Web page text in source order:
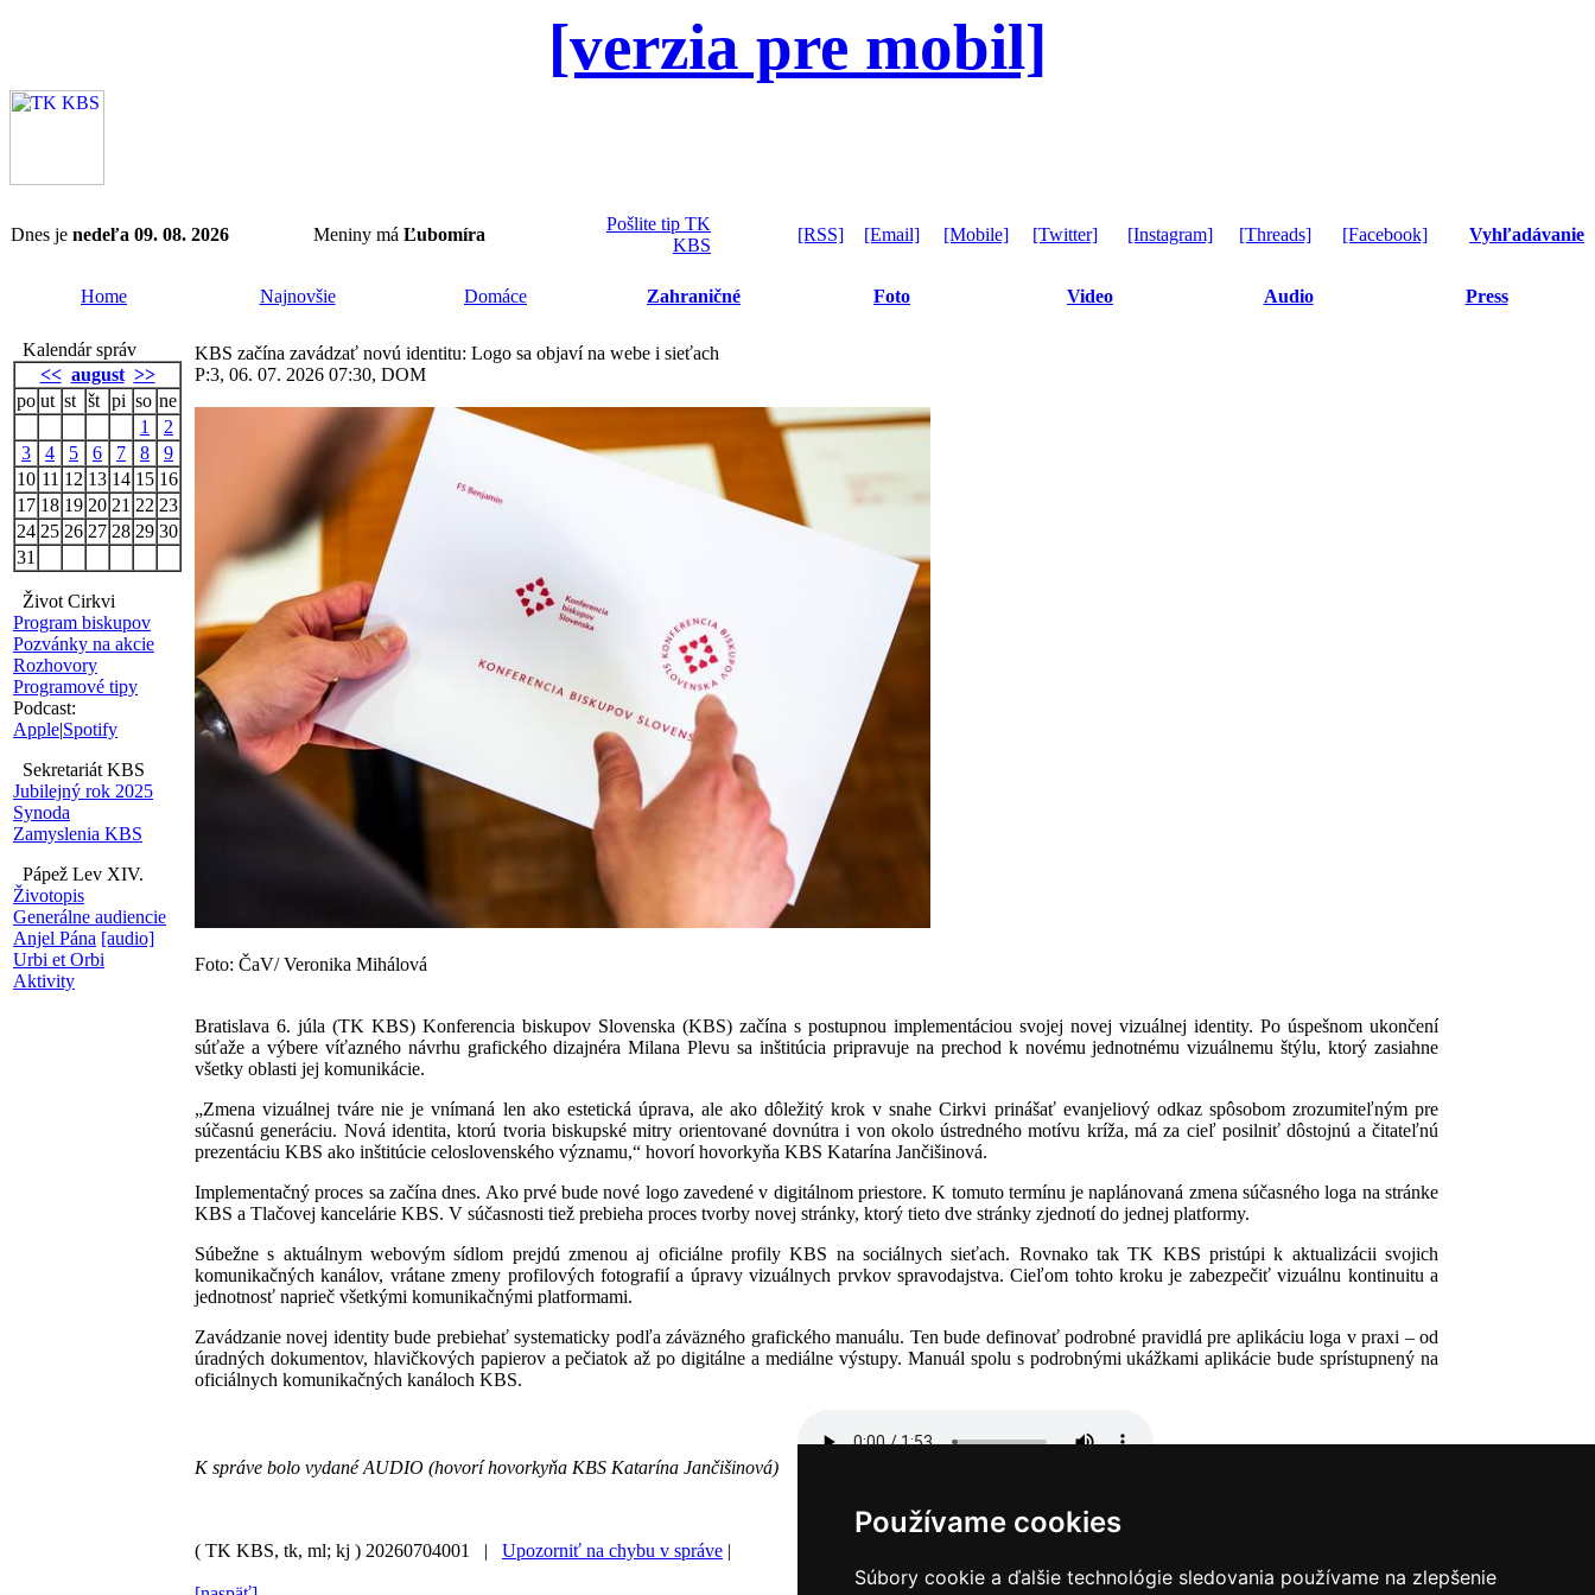
Používame cookies
Súbory cookie a ďalšie technológie sledovania používame na zlepšenie
[verzia pre mobil]
Dnes je nedeľa 09. 08. 2026 Meniny má Ľubomíra
Pošlite tip TK
KBS
[RSS] [Email] [Mobile] [Twitter] [Instagram] [Threads] [Facebook] Vyhľadávanie
Home Najnovšie Domáce Zahraničné Foto Video Audio Press
Kalendár správ
<< august >>
po ut st št pi so ne
1
2
3
4 5 6 7 8
9
10 11 12 13 14 15 16
17 18 19 20 21 22 23
24 25 26 27 28 29 30
31
Život Cirkvi
Program biskupov
Pozvánky na akcie
Rozhovory
Programové tipy
Podcast:
Apple|Spotify
Sekretariát KBS
Jubilejný rok 2025
Synoda
Zamyslenia KBS
Pápež Lev XIV.
Životopis
Generálne audiencie
Anjel Pána [audio]
Urbi et Orbi
Aktivity
KBS začína zavádzať novú identitu: Logo sa objaví na webe i sieťach
P:3, 06. 07. 2026 07:30, DOM
Foto: ČaV/ Veronika Mihálová
Bratislava 6. júla (TK KBS) Konferencia biskupov Slovenska (KBS) začína s postupnou implementáciou svojej novej vizuálnej identity. Po úspešnom ukončení
súťaže a výbere víťazného návrhu grafického dizajnéra Milana Plevu sa inštitúcia pripravuje na prechod k novému jednotnému vizuálnemu štýlu, ktorý zasiahne
všetky oblasti jej komunikácie.
„Zmena vizuálnej tváre nie je vnímaná len ako estetická úprava, ale ako dôležitý krok v snahe Cirkvi prinášať evanjeliový odkaz spôsobom zrozumiteľným pre
súčasnú generáciu. Nová identita, ktorú tvoria biskupské mitry orientované dovnútra i von okolo ústredného motívu kríža, má za cieľ posilniť dôstojnú a čitateľnú
prezentáciu KBS ako inštitúcie celoslovenského významu,“ hovorí hovorkyňa KBS Katarína Jančišinová.
Implementačný proces sa začína dnes. Ako prvé bude nové logo zavedené v digitálnom priestore. K tomuto termínu je naplánovaná zmena súčasného loga na stránke
KBS a Tlačovej kancelárie KBS. V súčasnosti tiež prebieha proces tvorby novej stránky, ktorý tieto dve stránky zjednotí do jednej platformy.
Súbežne s aktuálnym webovým sídlom prejdú zmenou aj oficiálne profily KBS na sociálnych sieťach. Rovnako tak TK KBS pristúpi k aktualizácii svojich
komunikačných kanálov, vrátane zmeny profilových fotografií a úpravy vizuálnych prvkov spravodajstva. Cieľom tohto kroku je zabezpečiť vizuálnu kontinuitu a
jednotnosť naprieč všetkými komunikačnými platformami.
Zavádzanie novej identity bude prebiehať systematicky podľa záväzného grafického manuálu. Ten bude definovať podrobné pravidlá pre aplikáciu loga v praxi – od
úradných dokumentov, hlavičkových papierov a pečiatok až po digitálne a mediálne výstupy. Manuál spolu s podrobnými ukážkami aplikácie bude sprístupnený na
oficiálnych komunikačných kanáloch KBS.
K správe bolo vydané AUDIO (hovorí hovorkyňa KBS Katarína Jančišinová)
( TK KBS, tk, ml; kj ) 20260704001 | Upozorniť na chybu v správe |